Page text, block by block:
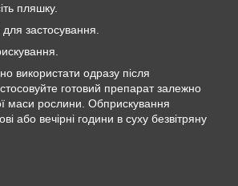
пляшку.
застосування.
використати одразу після
готовий препарат залежно
маси рослини. Обприскування
або вечірні години в cуху безвітряну